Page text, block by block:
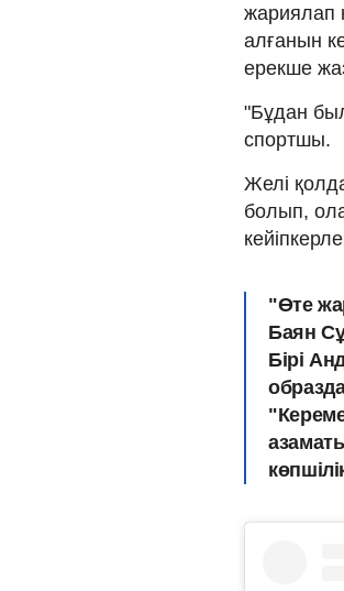
жариялап
алғанын
ерекше
"Бұдан
спортшы.
Желі
болып,
"Өте
Баян
Бірі